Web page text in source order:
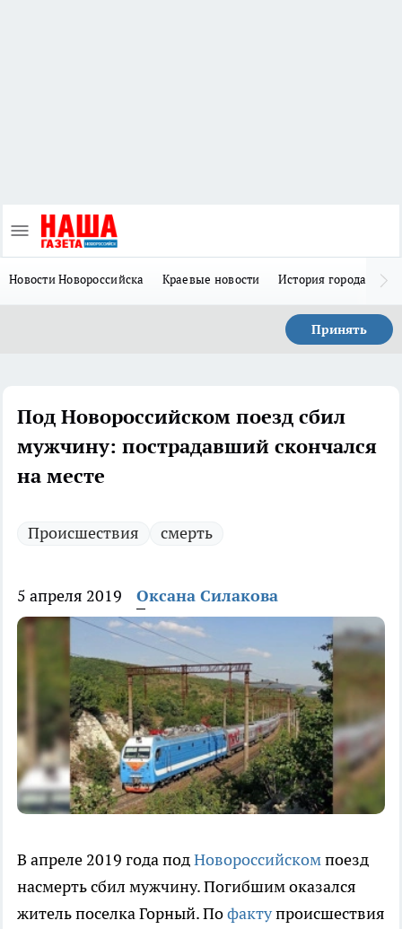
Новости Новороссийска Краевые новости История города Н
Принять
Под Новороссийском поезд сбил
мужчину: пострадавший скончался
на месте
Происшествия смерть
5 апреля 2019 Оксана Силакова
В апреле 2019 года подНовороссийскомпоезд
насмерть сбил мужчину. Погибшим оказался
житель поселка Горный. Пофактупроисшествия